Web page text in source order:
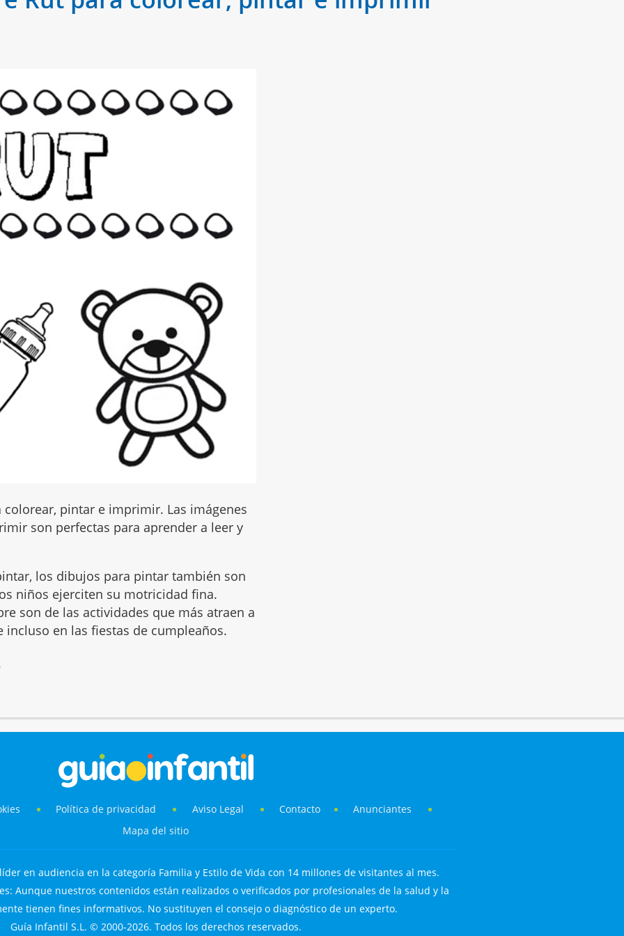
pintar e imprimir. Las imágenes
son perfectas para aprender a leer y
los dibujos para pintar también son
niños ejerciten su motricidad fina.
son de las actividades que más atraen a
incluso en las fiestas de cumpleaños.
Política de privacidad Aviso Legal Contacto
Anunciantes
Mapa del sitio
en audiencia en la categoría Familia y Estilo de Vida con 14 millones de visitantes al mes.
Aunque nuestros contenidos están realizados o verificados por profesionales de la salud y la
tienen fines informativos. No sustituyen el consejo o diagnóstico de un experto.
Guía Infantil S.L. © 2000-2026. Todos los derechos reservados.